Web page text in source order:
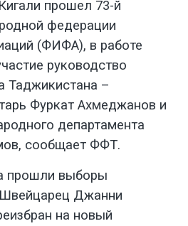
прошел 73-й
федерации
(ФИФА), в работе
руководство
Таджикистана –
Фуркат Ахмеджанов и
департамента
сообщает ФФТ.
прошли выборы
Джанни
на новый